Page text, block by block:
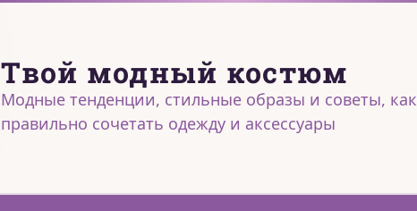
Твой модный костюм
Модные тенденции, стильные образы и советы, как
правильно сочетать одежду и аксессуары